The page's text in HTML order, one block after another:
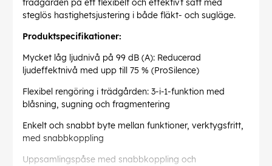
trädgården på ett flexibelt och effektivt sätt med
steglös hastighetsjustering i både fläkt- och sugläge.
Produktspecifikationer:
Mycket låg ljudnivå på 99 dB (A): Reducerad
ljudeffektnivå med upp till 75 % (ProSilence)
Flexibel rengöring i trädgården: 3-i-1-funktion med
blåsning, sugning och fragmentering
Enkelt och snabbt byte mellan funktioner, verktygsfritt,
med snabbkoppling
Uppsamlingspåse med snabbkoppling och